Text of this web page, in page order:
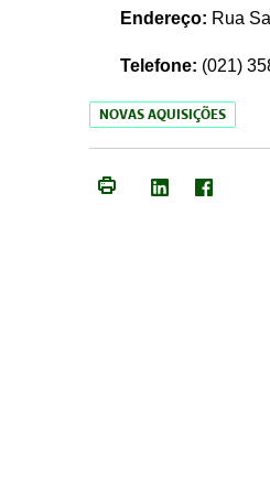
Endereço: Rua
Telefone: (021)
NOVAS AQUISIÇÕES